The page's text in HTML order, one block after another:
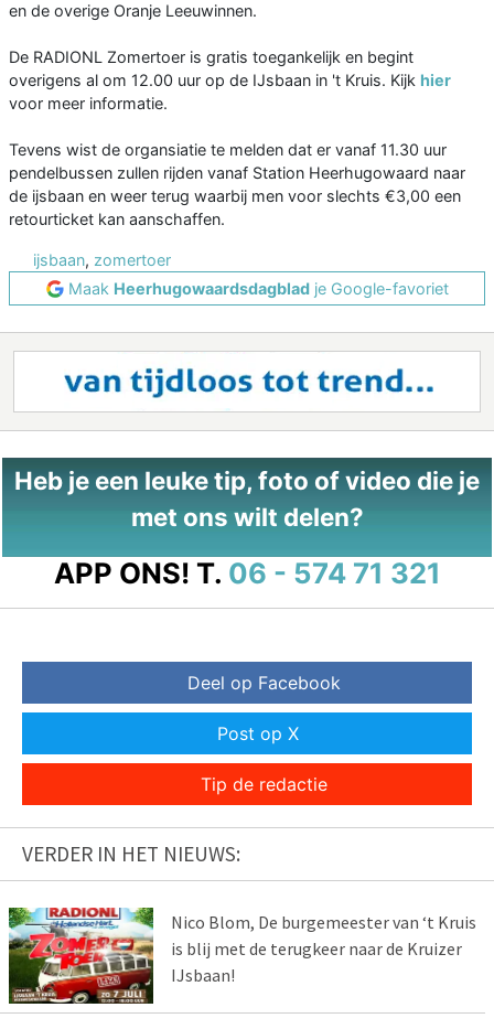
en de overige Oranje Leeuwinnen.
De RADIONL Zomertoer is gratis toegankelijk en begint
overigens al om 12.00 uur op de IJsbaan in 't Kruis. Kijk hier
voor meer informatie.
Tevens wist de organsiatie te melden dat er vanaf 11.30 uur
pendelbussen zullen rijden vanaf Station Heerhugowaard naar
de ijsbaan en weer terug waarbij men voor slechts €3,00 een
retourticket kan aanschaffen.
ijsbaan, zomertoer
Maak Heerhugowaardsdagbladje Google-favoriet
Heb je een leuke tip, foto of video die je
met ons wilt delen?
APP ONS! T. 06 - 574 71 321
Deel op Facebook
Post op X
Tip de redactie
VERDER IN HET NIEUWS:
Nico Blom, De burgemeester van ‘t Kruis
is blij met de terugkeer naar de Kruizer
IJsbaan!